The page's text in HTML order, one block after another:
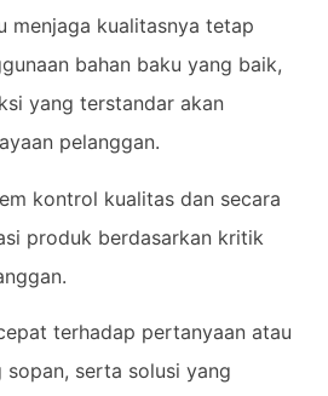
menjaga kualitasnya tetap
bahan baku yang baik,
yang terstandar akan
pelanggan.
kontrol kualitas dan secara
produk berdasarkan kritik
terhadap pertanyaan atau
sopan, serta solusi yang